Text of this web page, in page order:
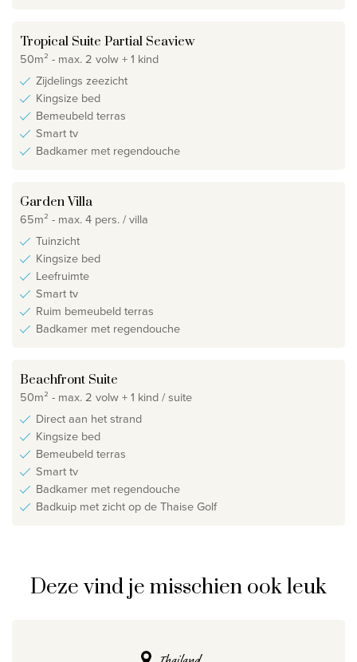
Tropical Suite Partial Seaview
50m² - max. 2 volw + 1 kind
Zijdelings zeezicht
Kingsize bed
Bemeubeld terras
Smart tv
Badkamer met regendouche
Garden Villa
65m² - max. 4 pers. / villa
Tuinzicht
Kingsize bed
Leefruimte
Smart tv
Ruim bemeubeld terras
Badkamer met regendouche
Beachfront Suite
50m² - max. 2 volw + 1 kind / suite
Direct aan het strand
Kingsize bed
Bemeubeld terras
Smart tv
Badkamer met regendouche
Badkuip met zicht op de Thaise Golf
Deze vind je misschien ook leuk